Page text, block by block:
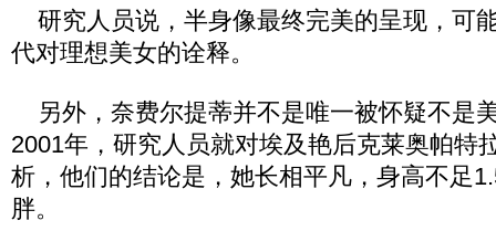
研究人员说，半身像最终完美的呈现，可
代对理想美女的诠释。
另外，奈费尔提蒂并不是唯一被怀疑不是
2001年，研究人员就对埃及艳后克莱奥帕特
析，他们的结论是，她长相平凡，身高不足
胖。